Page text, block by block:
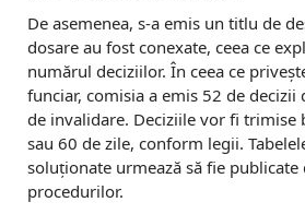
De asemenea, s-a emis un titlu de
dosare au fost conexate, ceea ce
numărul deciziilor. În ceea ce
funciar, comisia a emis 52 de decizii
de invalidare. Deciziile vor fi trimise
sau 60 de zile, conform legii.
soluționate urmează să fie publicate
procedurilor.